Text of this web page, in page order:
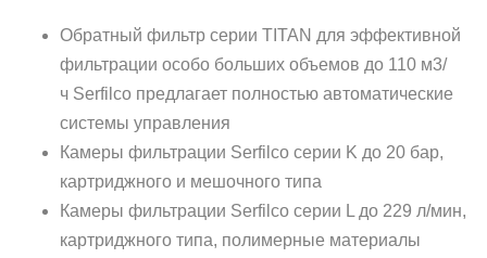
Обратный фильтр серии TITAN для эффективной
фильтрации особо больших объемов до 110 м3/
ч Serfilco предлагает полностью автоматические
системы управления
Камеры фильтрации Serfilco серии K до 20 бар,
картриджного и мешочного типа
Камеры фильтрации Serfilco серии L до 229 л/мин,
картриджного типа, полимерные материалы